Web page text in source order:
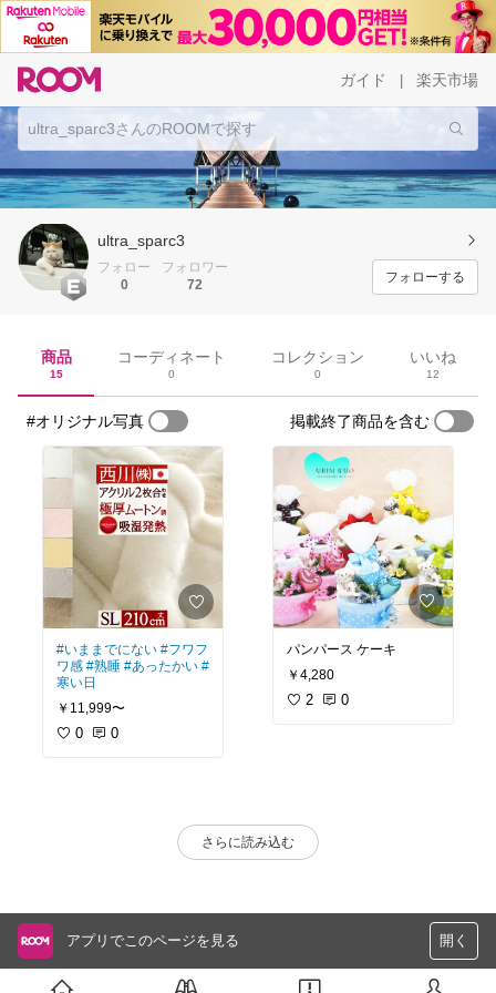
ガイド 楽天市場
ultra_sparc3
フォロー
0
フォロワー
72
フォローする
商品
15
コーディネート
0
コレクション
0
いいね
12
#オリジナル写真 掲載終了商品を含む
#いままでにない #フワフ
ワ感 #熟睡 #あったかい #
寒い日
￥11,999〜
0 0
パンパース ケーキ
￥4,280
2 0
さらに読み込む
アプリでこのページを見る 開く